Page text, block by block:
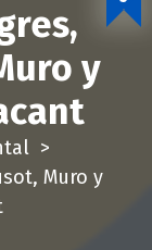
y
>
Muro y